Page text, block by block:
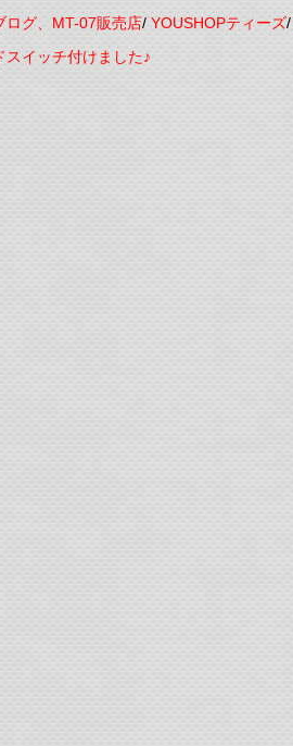
ログ、MT-07販売店/YOUSHOPティーズ/
イッチ付けました♪